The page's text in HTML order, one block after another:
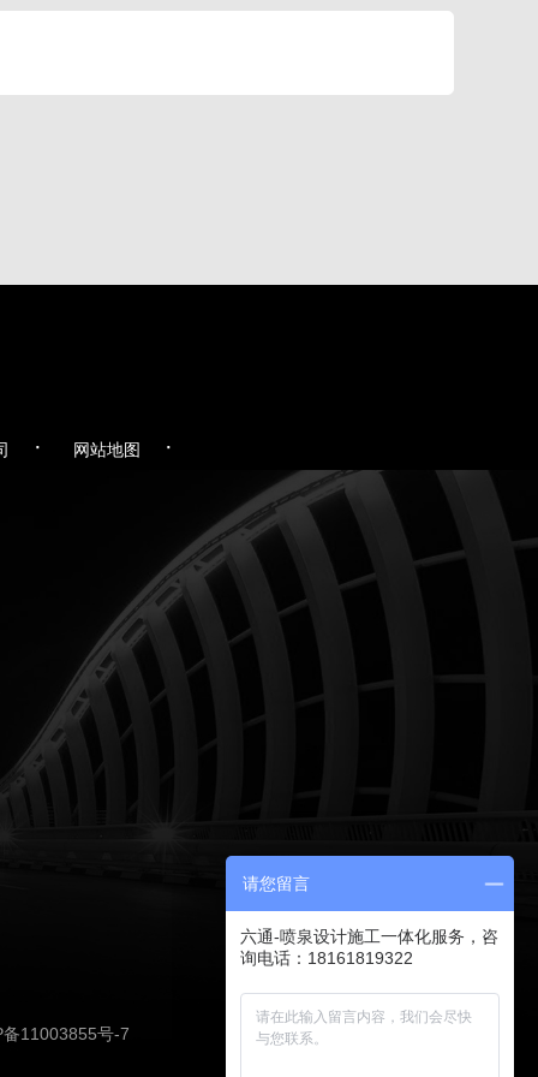
· 网站地图 ·
备11003855号-7
请您留言
六通-喷泉设计施工一体化服务，咨
询电话：18161819322